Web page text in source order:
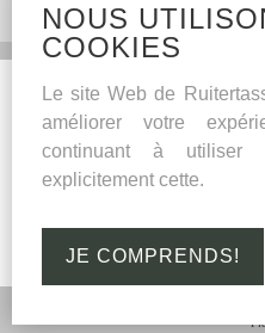
Social Media
Facebook
NOUS
COOKIES
Le site Web de
améliorer votre
continuant à utiliser
explicitement cette.
JE COMPRENDS!